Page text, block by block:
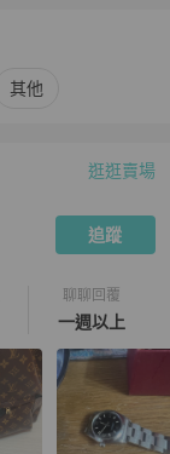
其他
逛逛賣場
追蹤
聊聊回覆
一週以上